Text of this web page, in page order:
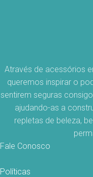
Através de acessórios
queremos inspirar o
sentirem seguras
ajudando-as a
repletas de beleza,
Fale Conosco
Políticas